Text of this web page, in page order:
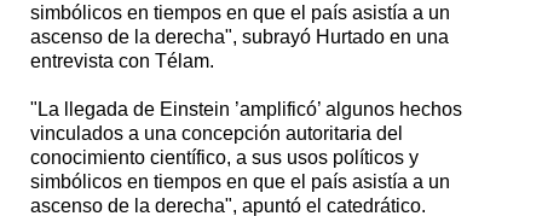
simbólicos en tiempos en que el país asistía a un
ascenso de la derecha", subrayó Hurtado en una
entrevista con Télam.
"La llegada de Einstein ’amplificó’ algunos hechos
vinculados a una concepción autoritaria del
conocimiento científico, a sus usos políticos y
simbólicos en tiempos en que el país asistía a un
ascenso de la derecha", apuntó el catedrático.